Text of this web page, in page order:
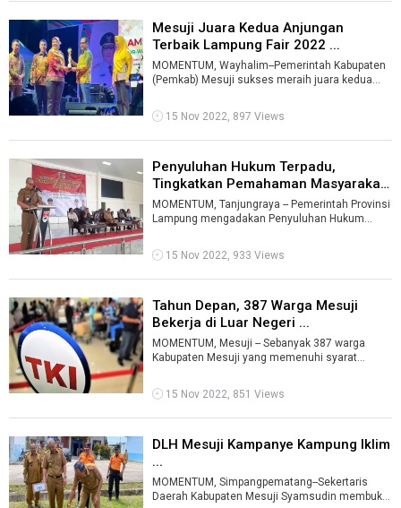
Mesuji Juara Kedua Anjungan
Terbaik Lampung Fair 2022 ...
MOMENTUM, Wayhalim--Pemerintah Kabupaten
(Pemkab) Mesuji sukses meraih juara kedua
15 Nov 2022, 897 Views
Penyuluhan Hukum Terpadu,
Tingkatkan Pemahaman Masyarakat
...
MOMENTUM, Tanjungraya -- Pemerintah Provinsi
Lampung mengadakan Penyuluhan Hukum
15 Nov 2022, 933 Views
Tahun Depan, 387 Warga Mesuji
Bekerja di Luar Negeri ...
MOMENTUM, Mesuji -- Sebanyak 387 warga
Kabupaten Mesuji yang memenuhi syarat
15 Nov 2022, 851 Views
DLH Mesuji Kampanye Kampung Iklim
...
MOMENTUM, Simpangpematang--Sekertaris
Daerah Kabupaten Mesuji Syamsudin membuka